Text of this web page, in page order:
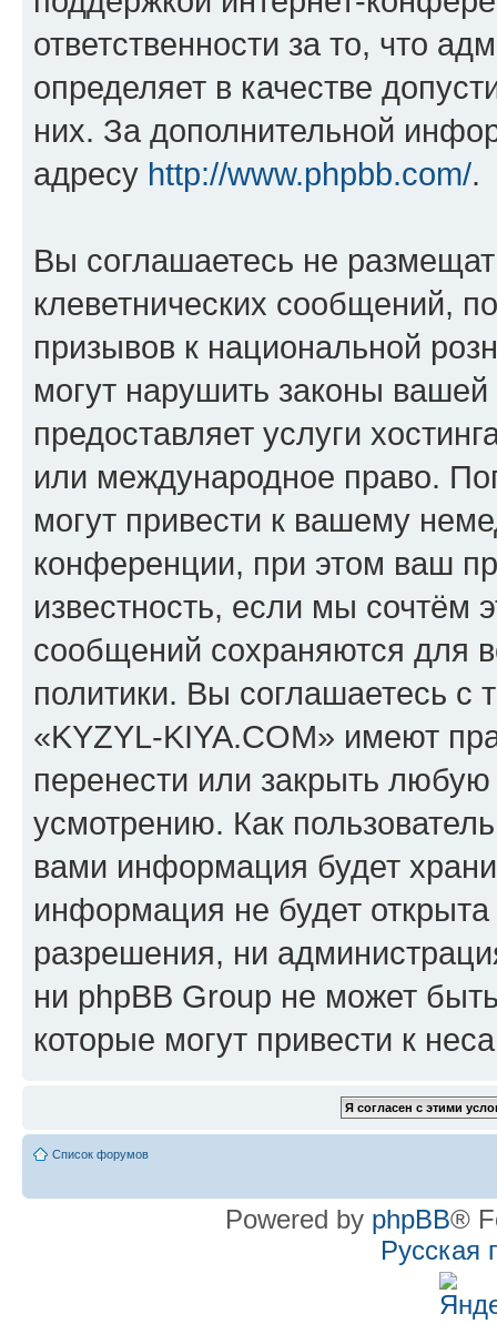
ответственности за то, что
определяет в качестве
них. За дополнительной
адресу http://www.phpbb.com/.
Вы соглашаетесь не
клеветнических сообщений,
призывов к национальной
могут нарушить законы
предоставляет услуги
или международное право.
могут привести к вашему
конференции, при этом ваш
известность, если мы сочтём
сообщений сохраняются для
политики. Вы соглашаетесь
«KYZYL-KIYA.COM» имеют
перенести или закрыть
усмотрению. Как
вами информация будет
информация не будет
разрешения, ни
ни phpBB Group не может
которые могут привести к
Список форумов
Powered by phpBB®
Русская